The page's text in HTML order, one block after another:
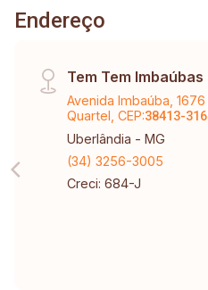
Endereço
Tem Tem Imbaúbas
Avenida Imbaúba,
Quartel, CEP:38413-316
Uberlândia - MG
(34) 3256-3005
Creci: 684-J